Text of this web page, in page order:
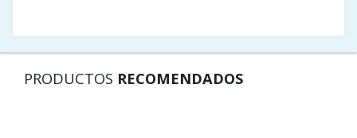
PRODUCTOS RECOMENDADOS